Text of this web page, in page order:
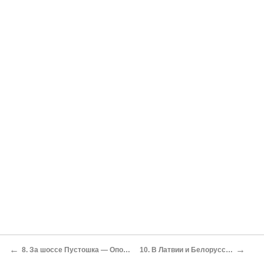
← 8. За шоссе Пустошка — Опочка 10. В Латвии и Белоруссии →